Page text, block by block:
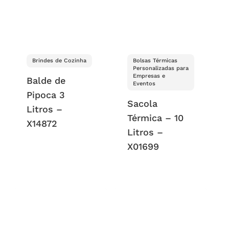
Brindes de Cozinha
Balde de
Pipoca 3
Litros –
X14872
Bolsas Térmicas
Personalizadas para
Empresas e
Eventos
Sacola
Térmica – 10
Litros –
X01699